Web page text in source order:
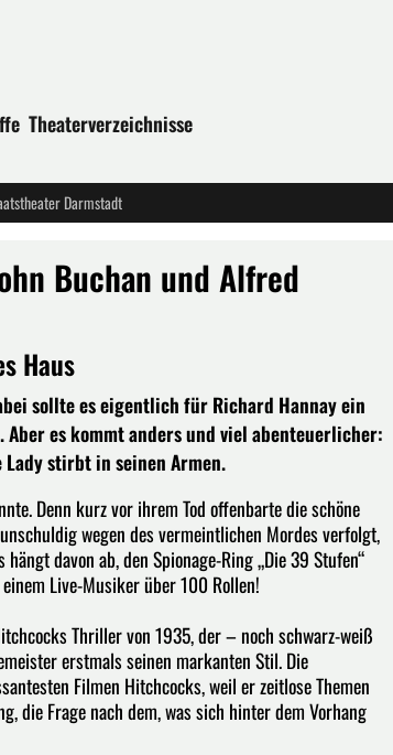
Theaterverzeichnisse
Darmstadt
Buchan und Alfred
Haus
sollte es eigentlich für Richard Hannay ein
es kommt anders und viel abenteuerlicher:
stirbt in seinen Armen.
Denn kurz vor ihrem Tod offenbarte die schöne
wegen des vermeintlichen Mordes verfolgt,
davon ab, den Spionage-Ring „Die 39 Stufen“
Live-Musiker über 100 Rollen!
Thriller von 1935, der – noch schwarz-weiß
erstmals seinen markanten Stil. Die
Filmen Hitchcocks, weil er zeitlose Themen
die Frage nach dem, was sich hinter dem Vorhang